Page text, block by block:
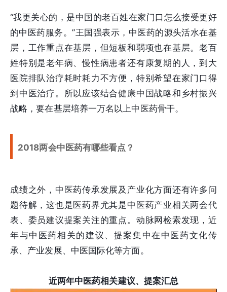
“我更关心的，是中国的老百姓在家门口怎么接受更好
的中医药服务。”王国强表示，中医药的源头活水在基
层，工作重点在基层，但短板和弱项也在基层。老百
姓特别是老年病、慢性病患者还有康复期的人，到大
医院排队治疗耗时耗力不方便，特别希望在家门口得
到中医治疗。所以应该结合健康中国战略和乡村振兴
战略，要在基层培养一万名以上中医药骨干。
2018两会中医药有哪些看点？
成绩之外，中医药传承发展及产业化方面还有许多问
题待解，这也是医药界尤其是中医药产业相关两会代
表、委员建议提案关注的重点。动脉网检索发现，近
年与中医药相关的建议、提案集中在中医药文化传
承、产业发展、中医国际化等方面。
近两年中医药相关建议、提案汇总